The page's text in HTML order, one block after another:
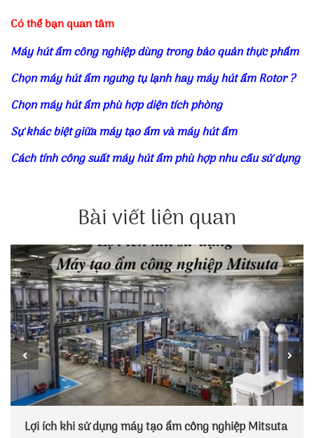
Có thể bạn quan tâm
Máy hút ẩm công nghiệp dùng trong bảo quản thực phẩm
Chọn máy hút ẩm ngưng tụ lạnh hay máy hút ẩm Rotor ?
Chọn máy hút ẩm phù hợp diện tích phòng
Sự khác biệt giữa máy tạo ẩm và máy hút ẩm
Cách tính công suất máy hút ẩm phù hợp nhu cầu sử dụng
Bài viết liên quan
Lợi ích khi sử dụng máy tạo ẩm công nghiệp Mitsuta